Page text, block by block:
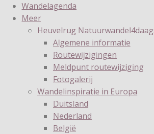
Wandelagenda
Meer
Heuvelrug
Algemene informatie
Routewijzigingen
Meldpunt routewijziging
Fotogalerij
Wandelinspiratie in Europa
Duitsland
Nederland
België